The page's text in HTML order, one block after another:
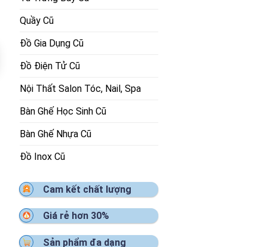
Quầy Cũ
Đồ Gia Dụng Cũ
Đồ Điện Tử Cũ
Nội Thất Salon Tóc, Nail, Spa
Bàn Ghế Học Sinh Cũ
Bàn Ghế Nhựa Cũ
Đồ Inox Cũ
Cam kết chất lượng
Giá rẻ hơn 30%
Sản phẩm đa dạng